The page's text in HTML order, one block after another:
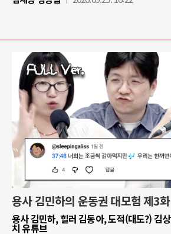
용사 김민하의 운동권 대모험 제3화
용사 김민하, 힐러 김동아, 도적(대도?) 김
치 유튜브